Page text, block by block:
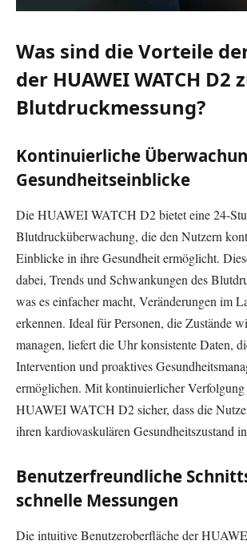
Was sind die Vorteile
der HUAWEI WATCH D2
Blutdruckmessung?
Kontinuierliche
Gesundheitseinblicke
Die HUAWEI WATCH D2 bietet eine 24-
Blutdrucküberwachung, die den Nutzern
Einblicke in ihre Gesundheit ermöglicht.
dabei, Trends und Schwankungen des
was es einfacher macht, Veränderungen im
erkennen. Ideal für Personen, die Zustände
managen, liefert die Uhr konsistente Daten,
Intervention und proaktives
ermöglichen. Mit kontinuierlicher Verfolgung
HUAWEI WATCH D2 sicher, dass die
ihren kardiovaskulären Gesundheitszustand
Benutzerfreundliche
schnelle Messungen
Die intuitive Benutzeroberfläche der